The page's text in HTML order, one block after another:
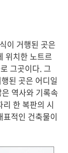
이 거행된 곳은
위치한 노트르
그곳이다. 그
된 곳은 어디일
역사와 기록속
한 복판의 시
적인 건축물이